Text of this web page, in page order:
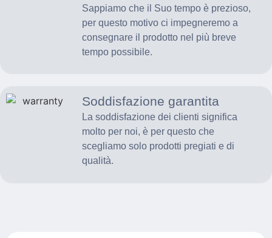
Sappiamo che il Suo tempo è prezioso,
per questo motivo ci impegneremo a
consegnare il prodotto nel più breve
tempo possibile.
Soddisfazione garantita
La soddisfazione dei clienti significa
molto per noi, è per questo che
scegliamo solo prodotti pregiati e di
qualità.